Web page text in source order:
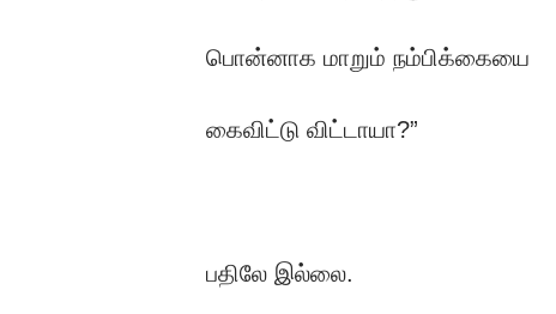
பொன்னாக மாறும் நம்பிக்கையை
கைவிட்டு விட்டாயா?”
பதிலே இல்லை.